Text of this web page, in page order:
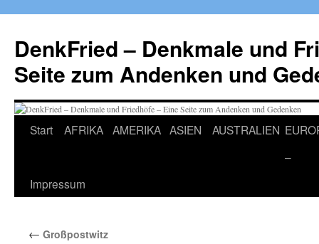
springen
DenkFried – Denkmale und
Seite zum Andenken und
Start AFRIKA AMERIKA ASIEN AUSTRALIEN
–
Impressum
← Großpostwitz